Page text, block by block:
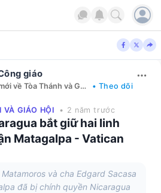
giáo
Tin mới về Tòa Thánh và Giáo hội • Theo dõi
VÀ GIÁO HỘI • 2 năm trước
bắt giữ hai linh
Matagalpa - Vatican
Matamoros và cha Edgard Sacasa
đã bị chính quyền Nicaragua